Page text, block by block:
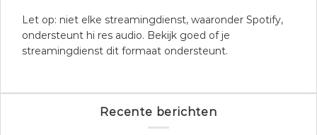
Let op: niet elke streamingdienst, waaronder Spotify,
ondersteunt hi res audio. Bekijk goed of je
streamingdienst dit formaat ondersteunt.
Recente berichten